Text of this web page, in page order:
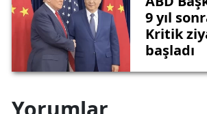
9 yıl
Kritik
başladı